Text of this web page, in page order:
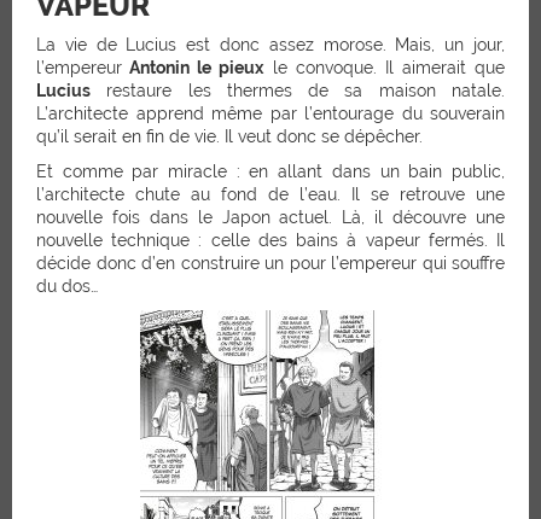
La vie de Lucius est donc assez morose. Mais, un jour,
l’empereur Antonin le pieux le convoque. Il aimerait que
Lucius restaure les thermes de sa maison natale.
L’architecte apprend même par l’entourage du souverain
qu’il serait en fin de vie. Il veut donc se dépêcher.
Et comme par miracle : en allant dans un bain public,
l’architecte chute au fond de l’eau. Il se retrouve une
nouvelle fois dans le Japon actuel. Là, il découvre une
nouvelle technique : celle des bains à vapeur fermés. Il
décide donc d’en construire un pour l’empereur qui souffre
du dos…